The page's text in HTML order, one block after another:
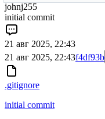
johnj255
initial commit
21 авг 2025, 22:43
21 авг 2025, 22:43f4df93b
.gitignore
initial commit